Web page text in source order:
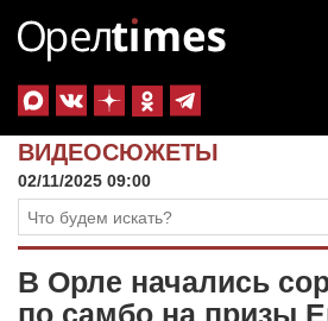
ВИДЕОСЮЖЕТЫ
02/11/2025 09:00
В Орле начались
по самбо на призы